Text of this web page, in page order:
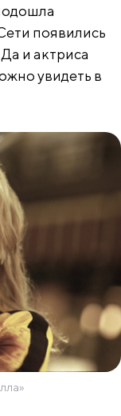
появились
и актриса
увидеть в